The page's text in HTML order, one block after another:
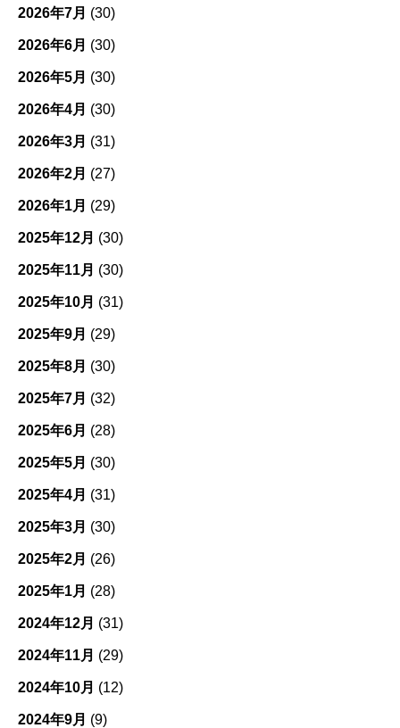
2026年7月 (30)
2026年6月 (30)
2026年5月 (30)
2026年4月 (30)
2026年3月 (31)
2026年2月 (27)
2026年1月 (29)
2025年12月 (30)
2025年11月 (30)
2025年10月 (31)
2025年9月 (29)
2025年8月 (30)
2025年7月 (32)
2025年6月 (28)
2025年5月 (30)
2025年4月 (31)
2025年3月 (30)
2025年2月 (26)
2025年1月 (28)
2024年12月 (31)
2024年11月 (29)
2024年10月 (12)
2024年9月 (9)